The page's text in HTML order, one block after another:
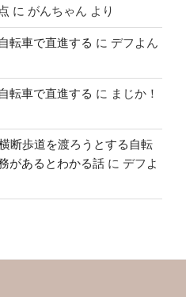
に がんちゃん より
転車で直進する に デフよん
転車で直進する に まじか！
断歩道を渡ろうとする自転
があるとわかる話 に デフよ